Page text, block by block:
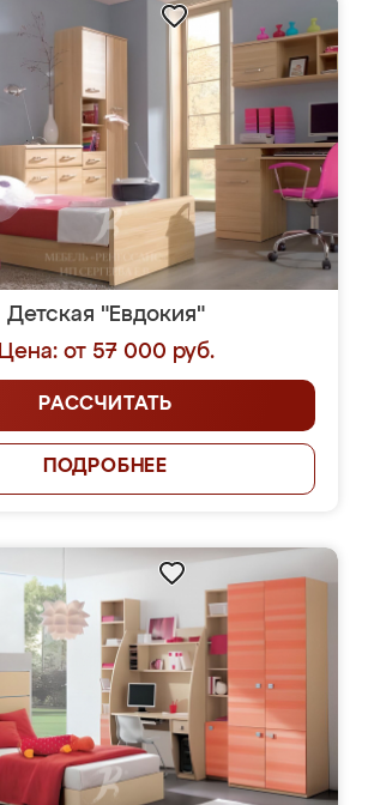
Детская "Евдокия"
Цена: от 57 000 руб.
РАССЧИТАТЬ
ПОДРОБНЕЕ